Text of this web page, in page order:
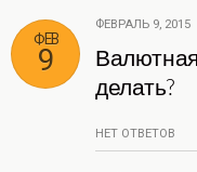
ФЕВ
9
ФЕВРАЛЬ 9, 2015
делать?
НЕТ ОТВЕТОВ